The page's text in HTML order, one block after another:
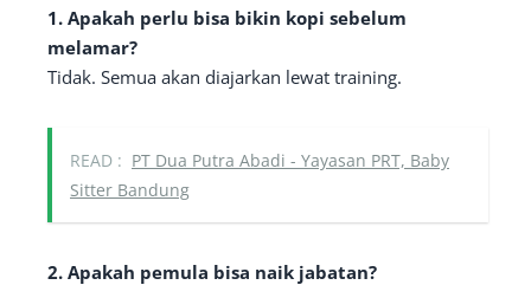
1. Apakah perlu bisa bikin kopi sebelum
melamar?
Tidak. Semua akan diajarkan lewat training.
READ : PT Dua Putra Abadi - Yayasan PRT, Baby
Sitter Bandung
2. Apakah pemula bisa naik jabatan?